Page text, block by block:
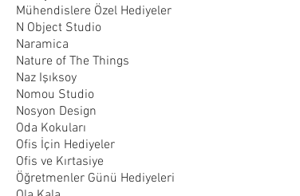
Mühendislere Özel Hediyeler
N Object Studio
Naramica
Nature of The Things
Naz Işıksoy
Nomou Studio
Nosyon Design
Oda Kokuları
Ofis İçin Hediyeler
Ofis ve Kırtasiye
Öğretmenler Günü Hediyeleri